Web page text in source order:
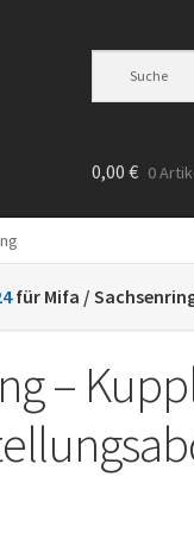
0,00 € 0
für Mifa /
–